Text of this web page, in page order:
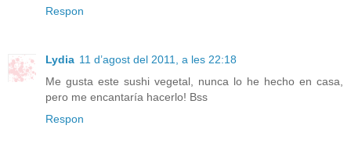
Respon
Lydia 11 d’agost del 2011, a les 22:18
Me gusta este sushi vegetal, nunca lo he hecho en casa,
pero me encantaría hacerlo! Bss
Respon